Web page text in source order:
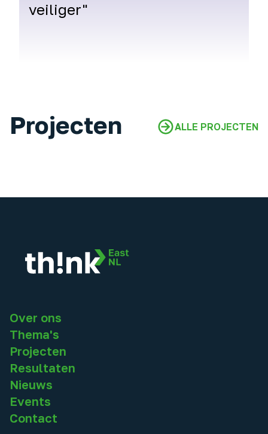
veiliger"
Projecten ALLE PROJECTEN
Over ons
Thema's
Projecten
Resultaten
Nieuws
Events
Contact